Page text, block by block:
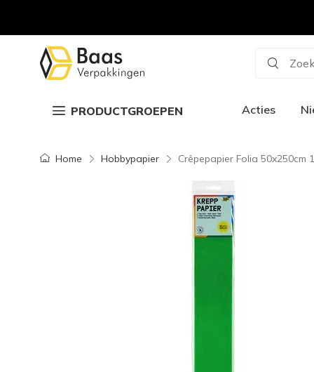
PRODUCTGROEPEN Acties
Home Hobbypapier Crêpepapier Folia 50x250cm